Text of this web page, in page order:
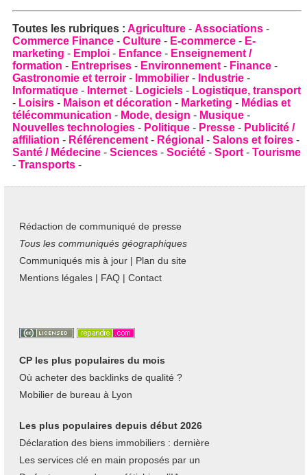
Toutes les rubriques : Agriculture - Associations -
Commerce Finance - Culture - E-commerce - E-
marketing - Emploi - Enfance - Enseignement /
formation - Entreprises - Environnement - Finance -
Gastronomie et terroir - Immobilier - Industrie -
Informatique - Internet - Logiciels - Logistique, transport
- Loisirs - Maison et décoration - Marketing - Médias et
télécommunication - Mode, design - Musique -
Nouvelles technologies - Politique - Presse - Publicité /
affiliation - Référencement - Régional - Salons et foires -
Santé / Médecine - Sciences - Société - Sport - Tourisme
- Transports -
Rédaction de communiqué de presse
Tous les communiqués géographiques
Communiqués mis à jour | Plan du site
Mentions légales | FAQ | Contact
CP les plus populaires du mois
Où acheter des backlinks de qualité ?
Mobilier de bureau à Lyon
Les plus populaires depuis début 2026
Déclaration des biens immobiliers : dernière
Les services clé en main proposés par un